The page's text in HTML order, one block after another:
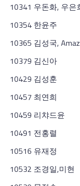
10341 우돈화, 우은
10354 한윤주
10365 김성국,
10379 김신아
10429 김성훈
10457 최연희
10459 리챠드윤
10491 전홍렬
10516 유재정
10532 조경일,미현